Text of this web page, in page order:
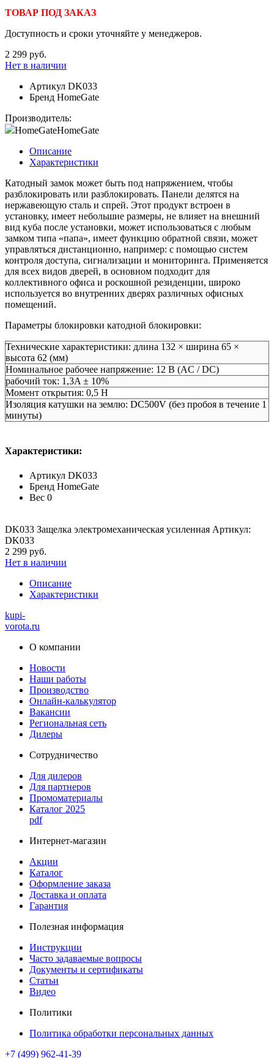
ТОВАР ПОД ЗАКАЗ
Доступность и сроки уточняйте у менеджеров.
2 299 руб.
Нет в наличии
Артикул DK033
Бренд HomeGate
Производитель:
HomeGateHomeGate
Описание
Характеристики
Катодный замок может быть под напряжением, чтобы
разблокировать или разблокировать. Панели делятся на
нержавеющую сталь и спрей. Этот продукт встроен в
установку, имеет небольшие размеры, не влияет на внешний
вид куба после установки, может использоваться с любым
замком типа «папа», имеет функцию обратной связи, может
управляться дистанционно, например: с помощью систем
контроля доступа, сигнализации и мониторинга. Применяется
для всех видов дверей, в основном подходит для
коллективного офиса и роскошной резиденции, широко
используется во внутренних дверях различных офисных
помещений.
Параметры блокировки катодной блокировки:
Технические характеристики: длина 132 × ширина 65 ×
высота 62 (мм)
Номинальное рабочее напряжение: 12 В (AC / DC)
рабочий ток: 1,3A ± 10%
Момент открытия: 0,5 Н
Изоляция катушки на землю: DC500V (без пробоя в течение 1
минуты)
Характеристики:
Артикул DK033
Бренд HomeGate
Вес 0
DK033 Защелка электромеханическая усиленная Артикул:
DK033
2 299 руб.
Нет в наличии
Описание
Характеристики
kupi-
vorota.ru
О компании
Новости
Наши работы
Производство
Онлайн-калькулятор
Вакансии
Региональная сеть
Дилеры
Сотрудничество
Для дилеров
Для партнеров
Промоматериалы
Каталог 2025
pdf
Интернет-магазин
Акции
Каталог
Оформление заказа
Доставка и оплата
Гарантия
Полезная информация
Инструкции
Часто задаваемые вопросы
Документы и сертификаты
Статьи
Видео
Политики
Политика обработки персональных данных
+7 (499) 962-41-39